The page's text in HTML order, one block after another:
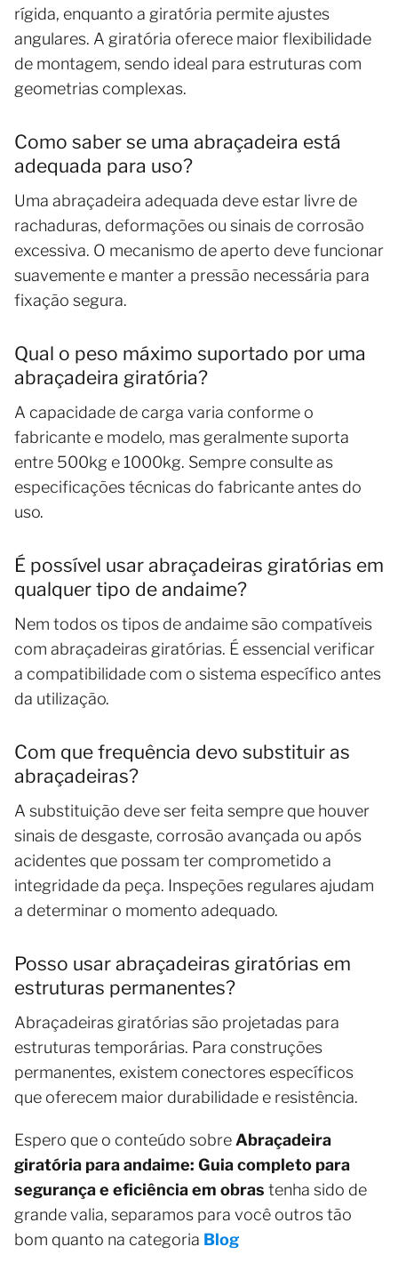
rígida, enquanto a giratória permite ajustes
angulares. A giratória oferece maior flexibilidade
de montagem, sendo ideal para estruturas com
geometrias complexas.
Como saber se uma abraçadeira está
adequada para uso?
Uma abraçadeira adequada deve estar livre de
rachaduras, deformações ou sinais de corrosão
excessiva. O mecanismo de aperto deve funcionar
suavemente e manter a pressão necessária para
fixação segura.
Qual o peso máximo suportado por uma
abraçadeira giratória?
A capacidade de carga varia conforme o
fabricante e modelo, mas geralmente suporta
entre 500kg e 1000kg. Sempre consulte as
especificações técnicas do fabricante antes do
uso.
É possível usar abraçadeiras giratórias em
qualquer tipo de andaime?
Nem todos os tipos de andaime são compatíveis
com abraçadeiras giratórias. É essencial verificar
a compatibilidade com o sistema específico antes
da utilização.
Com que frequência devo substituir as
abraçadeiras?
A substituição deve ser feita sempre que houver
sinais de desgaste, corrosão avançada ou após
acidentes que possam ter comprometido a
integridade da peça. Inspeções regulares ajudam
a determinar o momento adequado.
Posso usar abraçadeiras giratórias em
estruturas permanentes?
Abraçadeiras giratórias são projetadas para
estruturas temporárias. Para construções
permanentes, existem conectores específicos
que oferecem maior durabilidade e resistência.
Espero que o conteúdo sobre Abraçadeira
giratória para andaime: Guia completo para
segurança e eficiência em obras tenha sido de
grande valia, separamos para você outros tão
bom quanto na categoria Blog